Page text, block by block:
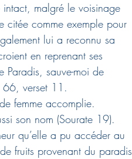
malgré le voisinage
citée comme exemple pour
lui a reconnu sa
en reprenant ses
Paradis, sauve-moi de
66, verset 11.
femme accomplie.
son nom (Sourate 19).
qu’elle a pu accéder au
fruits provenant du paradis